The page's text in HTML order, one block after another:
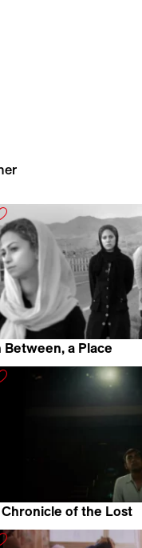
Between, a Place
Chronicle of the Lost